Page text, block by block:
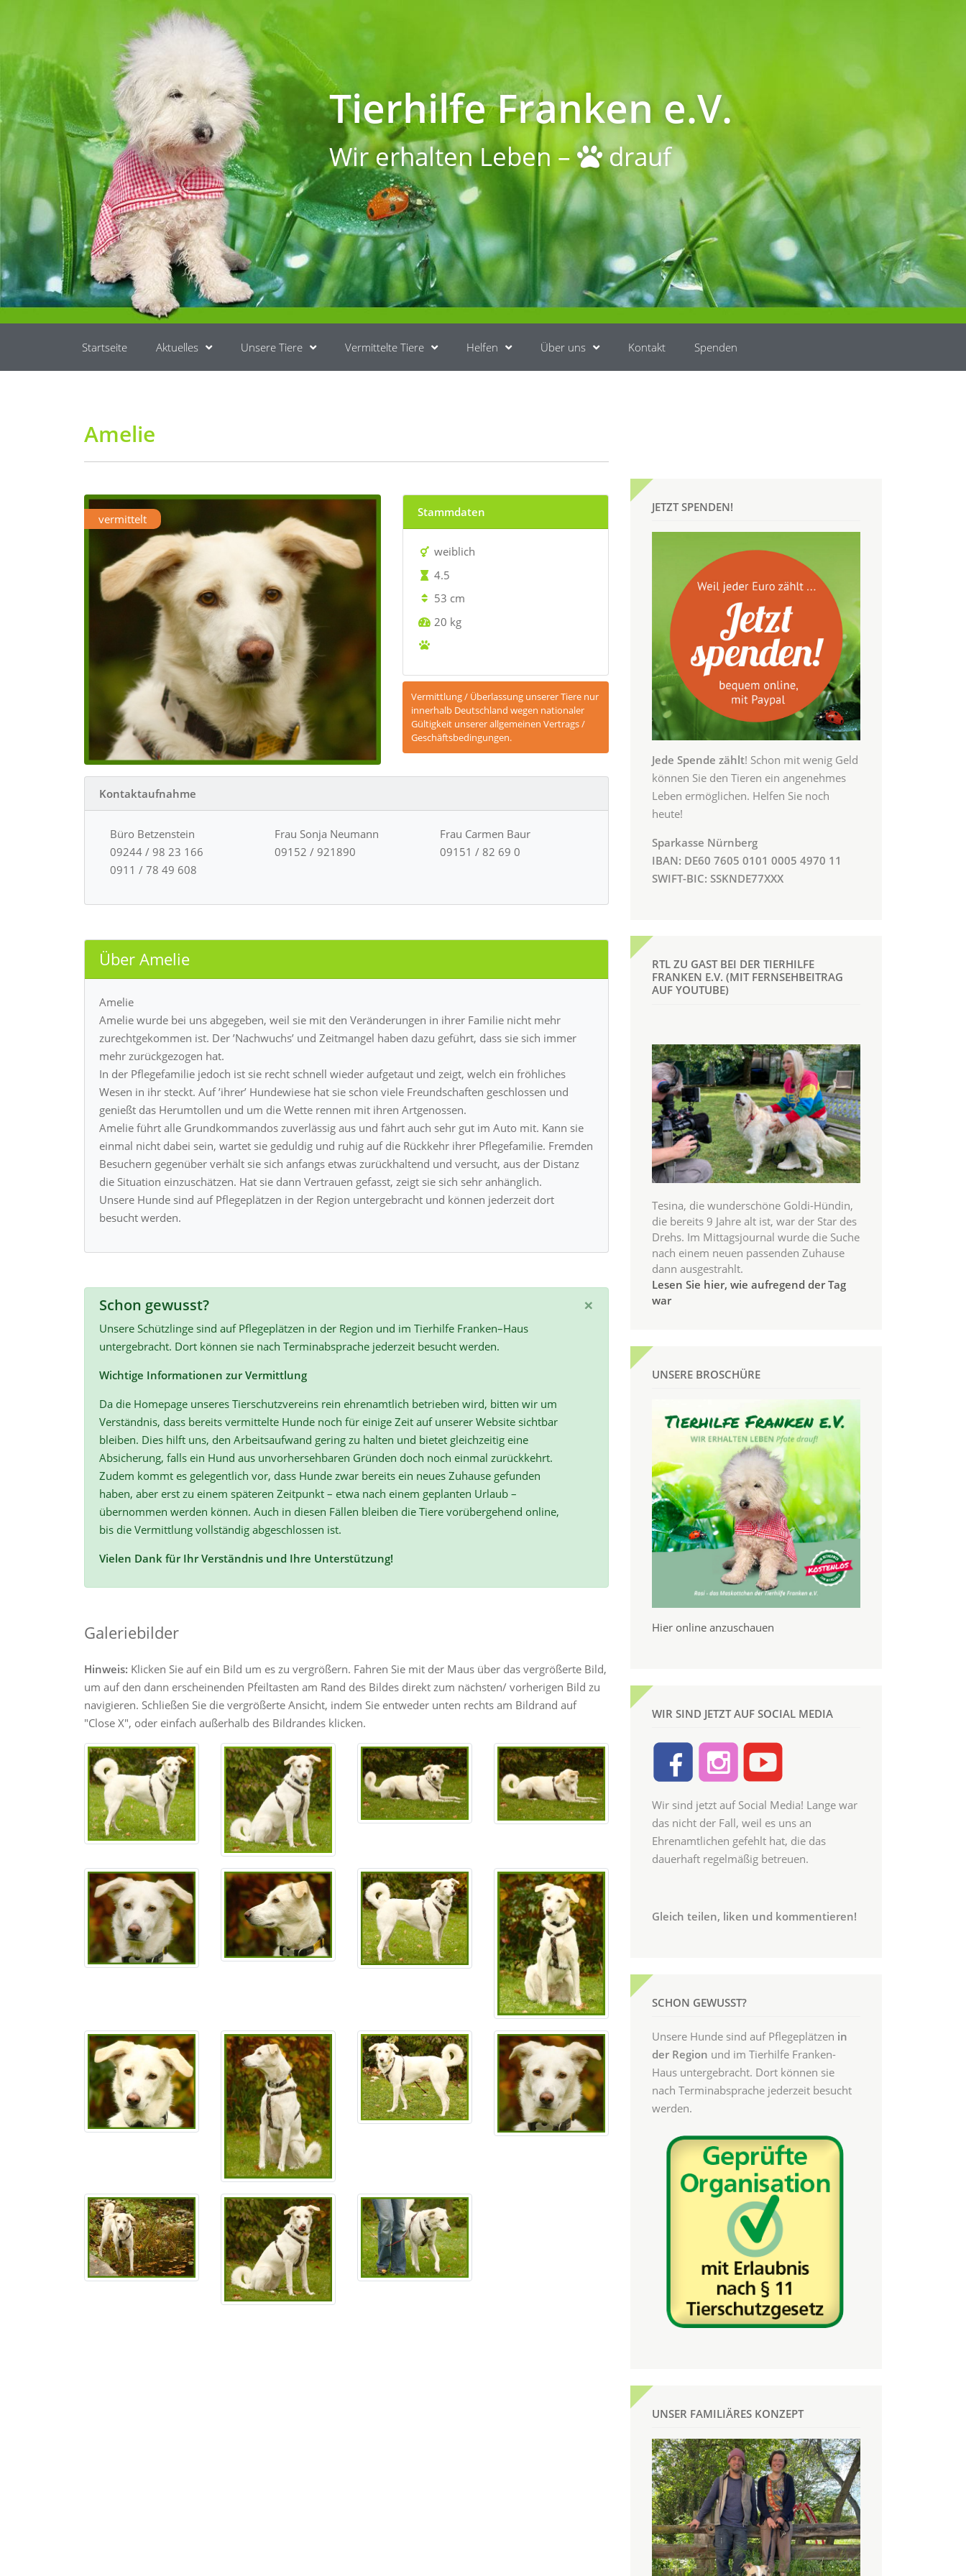
Tierhilfe Franken e.V.
Wir erhalten Leben – drauf
Startseite Aktuelles Unsere Tiere Vermittelte Tiere Helfen Über uns Kontakt Spenden
Amelie
vermittelt Stammdaten
weiblich
4.5
53 cm
20 kg
Vermittlung / Überlassung unserer Tiere nur
innerhalb Deutschland wegen nationaler
Gültigkeit unserer allgemeinen Vertrags /
Geschäftsbedingungen.
Kontaktaufnahme
Büro Betzenstein
09244 / 98 23 166
0911 / 78 49 608
Frau Sonja Neumann
09152 / 921890
Frau Carmen Baur
09151 / 82 69 0
Über Amelie
Amelie
Amelie wurde bei uns abgegeben, weil sie mit den Veränderungen in ihrer Familie nicht mehr
zurechtgekommen ist. Der ’Nachwuchs’ und Zeitmangel haben dazu geführt, dass sie sich immer
mehr zurückgezogen hat.
In der Pflegefamilie jedoch ist sie recht schnell wieder aufgetaut und zeigt, welch ein fröhliches
Wesen in ihr steckt. Auf ’ihrer’ Hundewiese hat sie schon viele Freundschaften geschlossen und
genießt das Herumtollen und um die Wette rennen mit ihren Artgenossen.
Amelie führt alle Grundkommandos zuverlässig aus und fährt auch sehr gut im Auto mit. Kann sie
einmal nicht dabei sein, wartet sie geduldig und ruhig auf die Rückkehr ihrer Pflegefamilie. Fremden
Besuchern gegenüber verhält sie sich anfangs etwas zurückhaltend und versucht, aus der Distanz
die Situation einzuschätzen. Hat sie dann Vertrauen gefasst, zeigt sie sich sehr anhänglich.
Unsere Hunde sind auf Pflegeplätzen in der Region untergebracht und können jederzeit dort
besucht werden.
×
Schon gewusst?
Unsere Schützlinge sind auf Pflegeplätzen in der Region und im Tierhilfe Franken–Haus
untergebracht. Dort können sie nach Terminabsprache jederzeit besucht werden.
Wichtige Informationen zur Vermittlung
Da die Homepage unseres Tierschutzvereins rein ehrenamtlich betrieben wird, bitten wir um
Verständnis, dass bereits vermittelte Hunde noch für einige Zeit auf unserer Website sichtbar
bleiben. Dies hilft uns, den Arbeitsaufwand gering zu halten und bietet gleichzeitig eine
Absicherung, falls ein Hund aus unvorhersehbaren Gründen doch noch einmal zurückkehrt.
Zudem kommt es gelegentlich vor, dass Hunde zwar bereits ein neues Zuhause gefunden
haben, aber erst zu einem späteren Zeitpunkt – etwa nach einem geplanten Urlaub –
übernommen werden können. Auch in diesen Fällen bleiben die Tiere vorübergehend online,
bis die Vermittlung vollständig abgeschlossen ist.
Vielen Dank für Ihr Verständnis und Ihre Unterstützung!
Galeriebilder
Hinweis: Klicken Sie auf ein Bild um es zu vergrößern. Fahren Sie mit der Maus über das vergrößerte Bild,
um auf den dann erscheinenden Pfeiltasten am Rand des Bildes direkt zum nächsten/ vorherigen Bild zu
navigieren. Schließen Sie die vergrößerte Ansicht, indem Sie entweder unten rechts am Bildrand auf
"Close X", oder einfach außerhalb des Bildrandes klicken.
JETZT SPENDEN!
Jede Spende zählt! Schon mit wenig Geld
können Sie den Tieren ein angenehmes
Leben ermöglichen. Helfen Sie noch
heute!
Sparkasse Nürnberg
IBAN: DE60 7605 0101 0005 4970 11
SWIFT-BIC: SSKNDE77XXX
RTL ZU GAST BEI DER TIERHILFE
FRANKEN E.V. (MIT FERNSEHBEITRAG
AUF YOUTUBE)
Tesina, die wunderschöne Goldi-Hündin,
die bereits 9 Jahre alt ist, war der Star des
Drehs. Im Mittagsjournal wurde die Suche
nach einem neuen passenden Zuhause
dann ausgestrahlt.
Lesen Sie hier, wie aufregend der Tag
war
UNSERE BROSCHÜRE
Hier online anzuschauen
WIR SIND JETZT AUF SOCIAL MEDIA
Wir sind jetzt auf Social Media! Lange war
das nicht der Fall, weil es uns an
Ehrenamtlichen gefehlt hat, die das
dauerhaft regelmäßig betreuen.
Gleich teilen, liken und kommentieren!
SCHON GEWUSST?
Unsere Hunde sind auf Pflegeplätzen in
der Region und im Tierhilfe Franken-
Haus untergebracht. Dort können sie
nach Terminabsprache jederzeit besucht
werden.
UNSER FAMILIÄRES KONZEPT